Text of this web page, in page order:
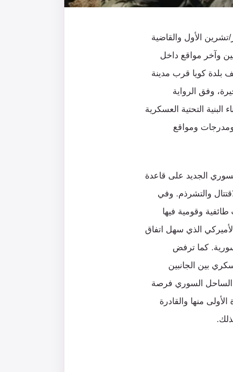
القومي الإسرائيلية الجديدة التي تم تطويرها بعد 7 أكتوبر/تشرين الأول والقاضية
وآخر مواقع داخل
بلدة كويا قرب مدينة
وفق الرواية
البنية التحتية العسكرية
ومواقع
الجديد على قاعدة
والتشرذم. وفي
وقومية فيها
الذي سهل اتفاق
كما ترفض
بين الجانبين
الساحل السوري فرصة
منها والقادرة